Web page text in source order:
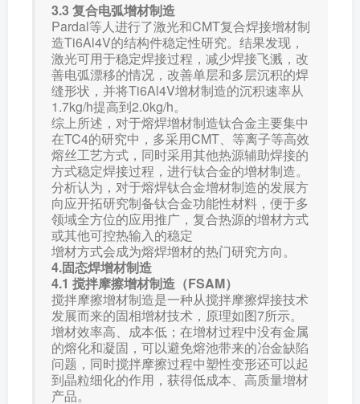
3.3 复合电弧增材制造
Pardal等人进行了激光和CMT复合焊接增材制
造Ti6Al4V的结构件稳定性研究。结果发现，
激光可用于稳定焊接过程，减少焊接飞溅，改
善电弧漂移的情况，改善单层和多层沉积的焊
缝形状，并将Ti6Al4V增材制造的沉积速率从
1.7kg/h提高到2.0kg/h。
综上所述，对于熔焊增材制造钛合金主要集中
在TC4的研究中，多采用CMT、等离子等高效
熔丝工艺方式，同时采用其他热源辅助焊接的
方式稳定焊接过程，进行钛合金的增材制造。
分析认为，对于熔焊钛合金增材制造的发展方
向应开拓研究制备钛合金功能性材料，便于多
领域全方位的应用推广，复合热源的增材方式
或其他可控热输入的稳定
增材方式会成为熔焊增材的热门研究方向。
4.固态焊增材制造
4.1 搅拌摩擦增材制造（FSAM）
搅拌摩擦增材制造是一种从搅拌摩擦焊接技术
发展而来的固相增材技术，原理如图7所示。
增材效率高、成本低；在增材过程中没有金属
的熔化和凝固，可以避免熔池带来的冶金缺陷
问题，同时搅拌摩擦过程中塑性变形还可以起
到晶粒细化的作用，获得低成本、高质量增材
产品。